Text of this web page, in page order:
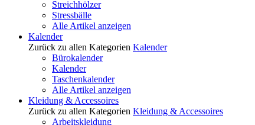
Streichhölzer
Stressbälle
Alle Artikel anzeigen
Kalender
Zurück zu allen Kategorien Kalender
Bürokalender
Kalender
Taschenkalender
Alle Artikel anzeigen
Kleidung & Accessoires
Zurück zu allen Kategorien Kleidung & Accessoires
Arbeitskleidung